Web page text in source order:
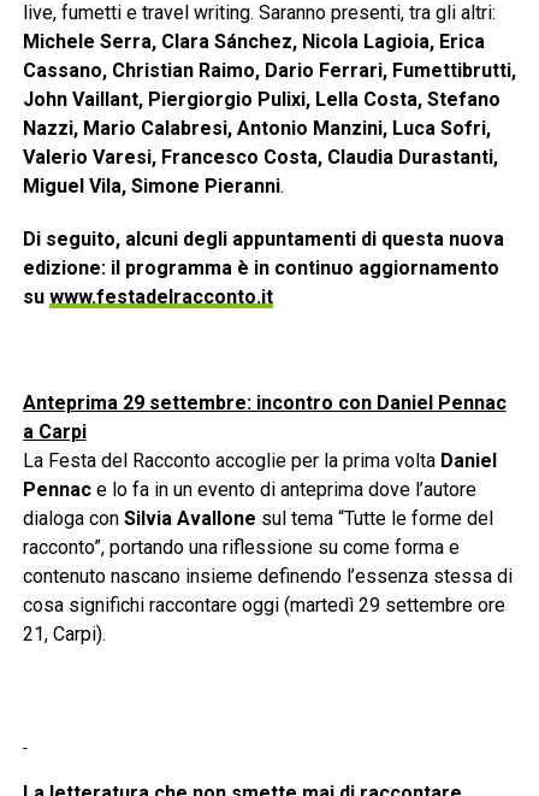
live, fumetti e travel writing. Saranno presenti, tra gli altri:
Michele Serra, Clara Sánchez, Nicola Lagioia, Erica
Cassano, Christian Raimo, Dario Ferrari, Fumettibrutti,
John Vaillant, Piergiorgio Pulixi, Lella Costa, Stefano
Nazzi, Mario Calabresi, Antonio Manzini, Luca Sofri,
Valerio Varesi, Francesco Costa, Claudia Durastanti,
Miguel Vila, Simone Pieranni.
Di seguito, alcuni degli appuntamenti di questa nuova
edizione: il programma è in continuo aggiornamento
su www.festadelracconto.it
Anteprima 29 settembre: incontro con Daniel Pennac
a Carpi
La Festa del Racconto accoglie per la prima volta Daniel
Pennace lo fa in un evento di anteprima dove l’autore
dialoga con Silvia Avallone sul tema “Tutte le forme del
racconto”, portando una riflessione su come forma e
contenuto nascano insieme definendo l’essenza stessa di
cosa significhi raccontare oggi (martedì 29 settembre ore
21, Carpi).